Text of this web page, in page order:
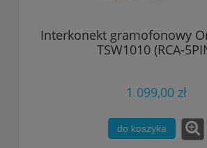
Interkonekt gramofonowy
TSW1010 (RCA-
1 099,00 zł
do koszyka